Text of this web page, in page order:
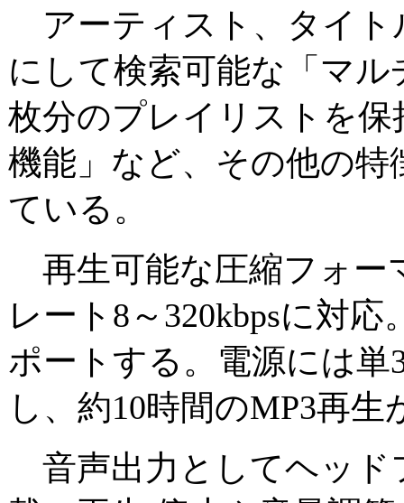
アーティスト、タイト
にして検索可能な「マ
枚分のプレイリストを
機能」など、その他の特
ている。
再生可能な圧縮フォー
レート8～320kbpsに対
ポートする。電源には
し、約10時間のMP3再生
音声出力としてヘッド